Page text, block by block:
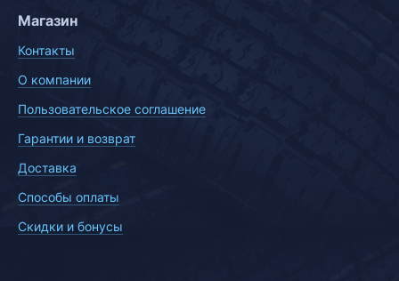
Магазин
Контакты
О компании
Пользовательское соглашение
Гарантии и возврат
Доставка
Способы оплаты
Скидки и бонусы